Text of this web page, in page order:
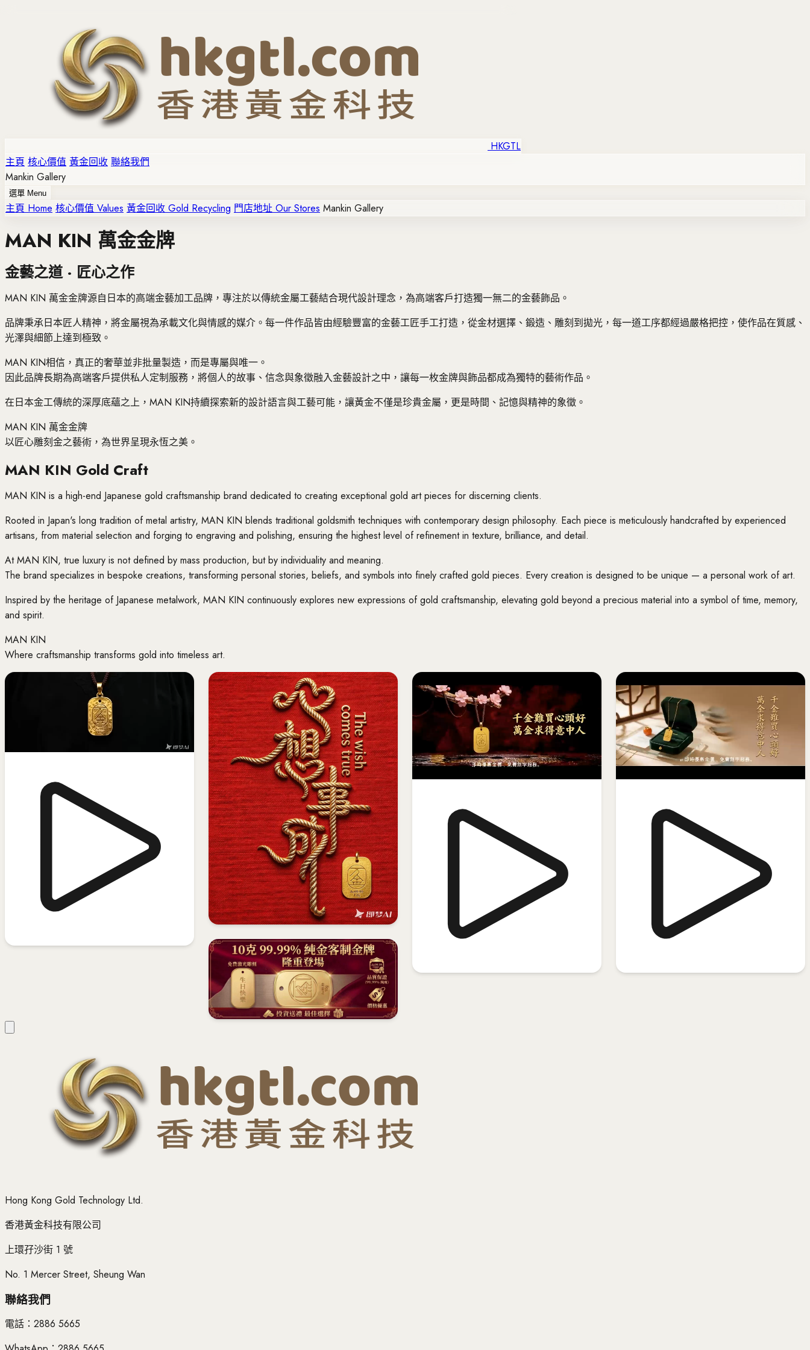
HKGTL
主頁 核心價值 黃金回收 聯絡我們
Mankin Gallery
選單 Menu
主頁 Home 核心價值 Values 黃金回收 Gold Recycling 門店地址 Our Stores Mankin Gallery
MAN KIN 萬金金牌
金藝之道 · 匠心之作
MAN KIN 萬金金牌源自日本的高端金藝加工品牌，專注於以傳統金屬工藝結合現代設計理念，為高端客戶打造獨一無二的金藝飾品。
品牌秉承日本匠人精神，將金屬視為承載文化與情感的媒介。每一件作品皆由經驗豐富的金藝工匠手工打造，從金材選擇、鍛造、雕刻到拋光，每一道工序都經過嚴格把控，使作品在質感、
光澤與細節上達到極致。
MAN KIN相信，真正的奢華並非批量製造，而是專屬與唯一。
因此品牌長期為高端客戶提供私人定制服務，將個人的故事、信念與象徵融入金藝設計之中，讓每一枚金牌與飾品都成為獨特的藝術作品。
在日本金工傳統的深厚底蘊之上，MAN KIN持續探索新的設計語言與工藝可能，讓黃金不僅是珍貴金屬，更是時間、記憶與精神的象徵。
MAN KIN 萬金金牌
以匠心雕刻金之藝術，為世界呈現永恆之美。
MAN KIN Gold Craft
MAN KIN is a high-end Japanese gold craftsmanship brand dedicated to creating exceptional gold art pieces for discerning clients.
Rooted in Japan's long tradition of metal artistry, MAN KIN blends traditional goldsmith techniques with contemporary design philosophy. Each piece is meticulously handcrafted by experienced
artisans, from material selection and forging to engraving and polishing, ensuring the highest level of refinement in texture, brilliance, and detail.
At MAN KIN, true luxury is not defined by mass production, but by individuality and meaning.
The brand specializes in bespoke creations, transforming personal stories, beliefs, and symbols into finely crafted gold pieces. Every creation is designed to be unique — a personal work of art.
Inspired by the heritage of Japanese metalwork, MAN KIN continuously explores new expressions of gold craftsmanship, elevating gold beyond a precious material into a symbol of time, memory,
and spirit.
MAN KIN
Where craftsmanship transforms gold into timeless art.
Hong Kong Gold Technology Ltd.
香港黃金科技有限公司
上環孖沙街 1 號
No. 1 Mercer Street, Sheung Wan
聯絡我們
電話： 2886 5665